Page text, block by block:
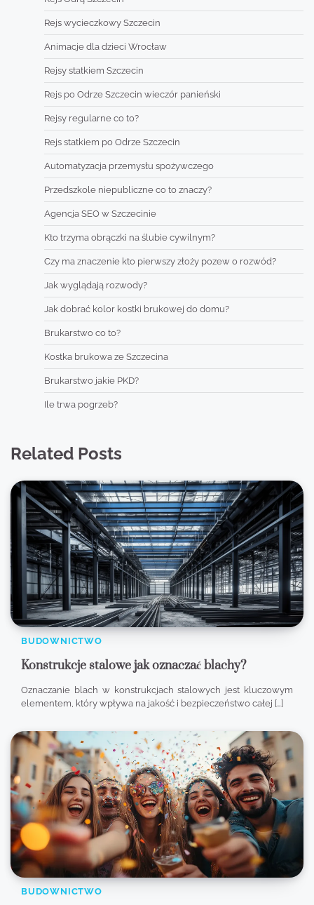
Rejs wycieczkowy Szczecin
Animacje dla dzieci Wrocław
Rejsy statkiem Szczecin
Rejs po Odrze Szczecin wieczór panieński
Rejsy regularne co to?
Rejs statkiem po Odrze Szczecin
Automatyzacja przemysłu spożywczego
Przedszkole niepubliczne co to znaczy?
Agencja SEO w Szczecinie
Kto trzyma obrączki na ślubie cywilnym?
Czy ma znaczenie kto pierwszy złoży pozew o rozwód?
Jak wyglądają rozwody?
Jak dobrać kolor kostki brukowej do domu?
Brukarstwo co to?
Kostka brukowa ze Szczecina
Brukarstwo jakie PKD?
Ile trwa pogrzeb?
Related Posts
BUDOWNICTWO
Konstrukcje stalowe jak oznaczać blachy?
Oznaczanie blach w konstrukcjach stalowych jest kluczowym
elementem, który wpływa na jakość i bezpieczeństwo całej […]
BUDOWNICTWO